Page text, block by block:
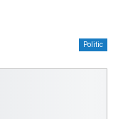
Politic